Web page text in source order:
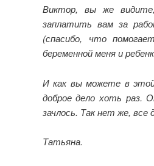
Виктор, вы же
заплатить вам за
(спасибо, что
беременной меня и
И как вы можете в
доброе дело хоть раз.
зачлось. Так нет же,
Татьяна.